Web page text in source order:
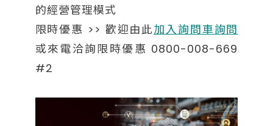
的經營管理模式
限時優惠 >> 歡迎由此加入詢問車詢問
或來電洽詢限時優惠 0800-008-669
#2